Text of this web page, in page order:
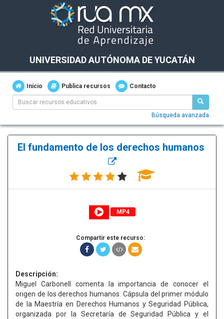
UNIVERSIDAD AUTÓNOMA DE YUCATÁN
Inicio Publica recursos Contacto
Búsqueda avanzada
El fundamento de los derechos humanos
MP4
Compartir este recurso:
Descripción:
Miguel Carbonell comenta la importancia de conocer el
origen de los derechos humanos. Cápsula del primer módulo
de la Maestría en Derechos Humanos y Seguridad Pública,
organizada por la Secretaría de Seguridad Pública y el